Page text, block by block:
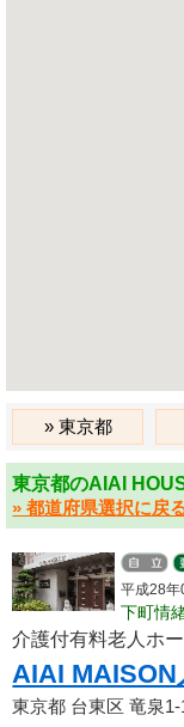
東京都
東京都のAIAI
» 都道府県選択に戻
平成28年
下町情
介護付有料老人ホ
AIAI MAISON
東京都 台東区 竜泉1-